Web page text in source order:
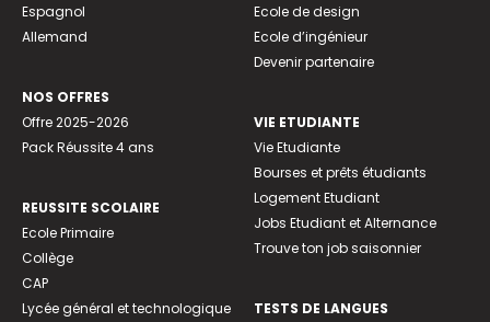
Espagnol
Allemand
NOS OFFRES
Offre 2025-2026
Pack Réussite 4 ans
REUSSITE SCOLAIRE
Ecole Primaire
Collège
CAP
Lycée général et technologique
Ecole de design
Ecole d’ingénieur
Devenir partenaire
VIE ETUDIANTE
Vie Etudiante
Bourses et prêts étudiants
Logement Etudiant
Jobs Etudiant et Alternance
Trouve ton job saisonnier
TESTS DE LANGUES